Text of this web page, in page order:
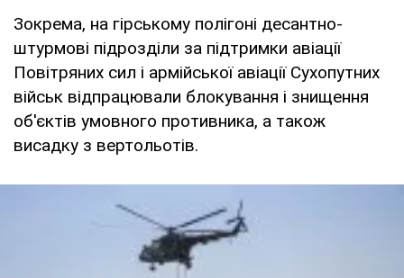
Зокрема, на гірському полігоні десантно-
штурмові підрозділи за підтримки авіації
Повітряних сил і армійської авіації Сухопутних
військ відпрацювали блокування і знищення
об'єктів умовного противника, а також
висадку з вертольотів.